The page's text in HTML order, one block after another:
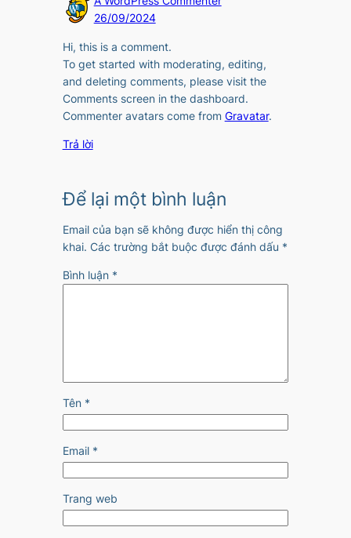
26/09/2024
Hi, this is a comment.
To get started with moderating, editing,
and deleting comments, please visit the
Comments screen in the dashboard.
Commenter avatars come from Gravatar.
Trả lời
Để lại một bình luận
Email của bạn sẽ không được hiển thị công
khai. Các trường bắt buộc được đánh dấu *
Bình luận *
Tên *
Email *
Trang web